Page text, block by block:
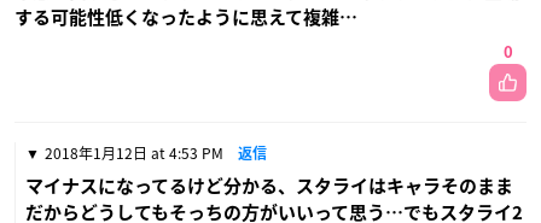
する可能性低くなったように思えて複雑…
0
2018年1月12日 at 4:53 PM 返信
マイナスになってるけど分かる、スタライはキャラそのまま
だからどうしてもそっちの方がいいって思う…でもスタライ2